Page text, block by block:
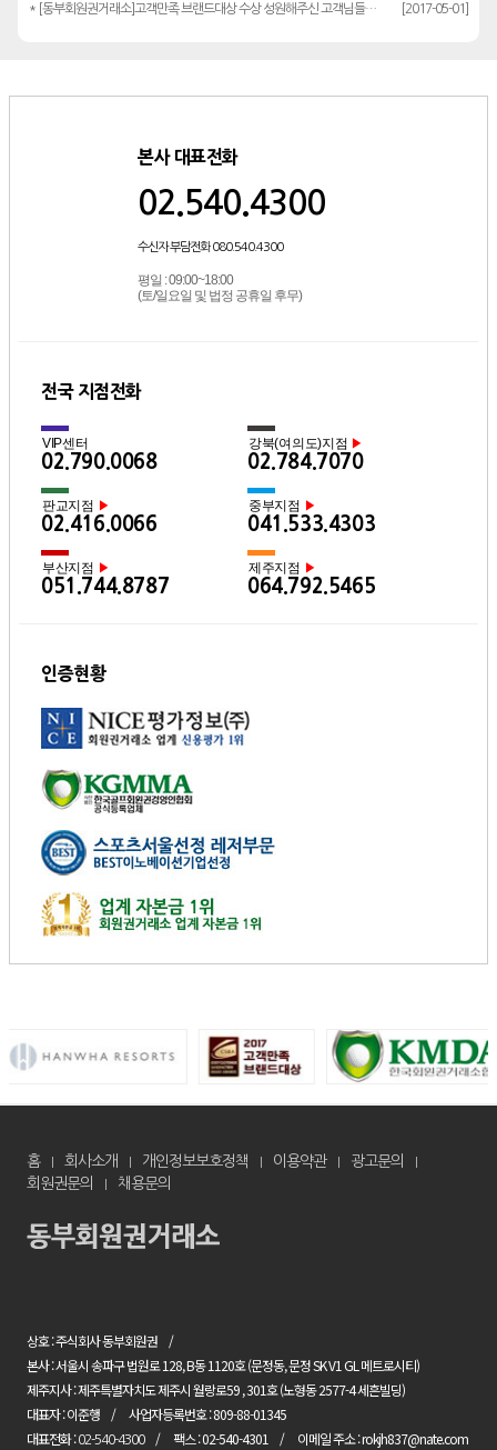
* [동부회원권거래소]고객만족 브랜드대상 수상 성원해주신 고객님들께 감사드립… [2017-05-01]
본사 대표전화
02.540.4300
수신자 부담전화 080.540.4300
평일 : 09:00~18:00
(토/일요일 및 법정 공휴일 후무)
전국 지점전화
VIP센터
02.790.0068
강북(여의도)지점 ▶
02.784.7070
판교지점 ▶
02.416.0066
중부지점 ▶
041.533.4303
부산지점 ▶
051.744.8787
제주지점 ▶
064.792.5465
인증현황
홈 회사소개 개인정보보호정책 이용약관
광고문의
회원권문의
채용문의
상호 : 주식회사 동부회원권
본사 : 서울시 송파구 법원로 128, B동 1120호 (문정동, 문정 SK V1 GL 메트로시티)
제주지사 : 제주특별자치도 제주시 월랑로59 , 301호 (노형동 2577-4 세흔빌딩)
대표자 : 이준행
사업자등록번호 : 809-88-01345
대표전화 :02-540-4300 팩스 : 02-540-4301 이메일 주소 : rokjh837@nate.com